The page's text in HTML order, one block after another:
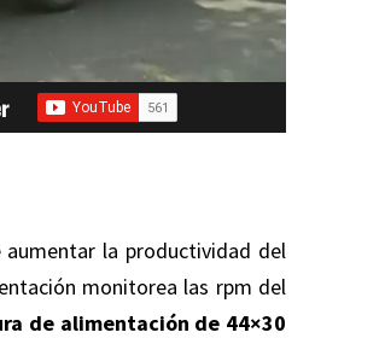
la productividad del
monitorea las rpm del
de alimentación de 44×30